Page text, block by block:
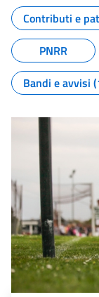
Contributi e
PNRR
Bandi e avvisi